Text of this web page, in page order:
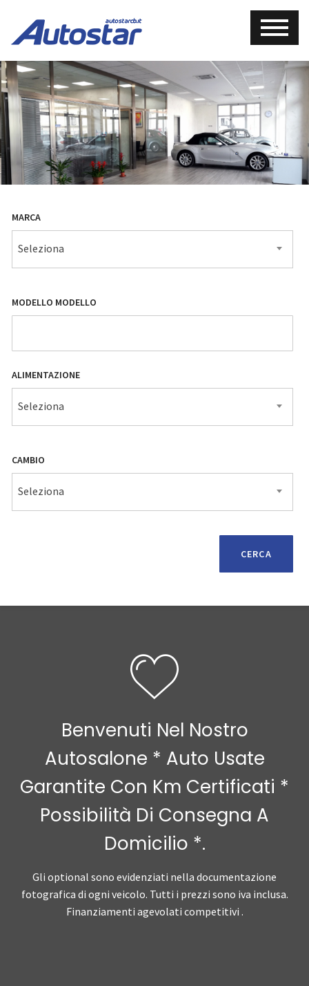
MARCA
Seleziona
MODELLO MODELLO
ALIMENTAZIONE
Seleziona
CAMBIO
Seleziona
Benvenuti Nel Nostro
Autosalone * Auto Usate
Garantite Con Km Certificati *
Possibilità Di Consegna A
Domicilio *.
Gli optional sono evidenziati nella documentazione
fotografica di ogni veicolo. Tutti i prezzi sono iva inclusa.
Finanziamenti agevolati competitivi .